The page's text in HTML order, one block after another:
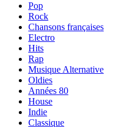
Pop
Rock
Chansons françaises
Electro
Hits
Rap
Musique Alternative
Oldies
Années 80
House
Indie
Classique